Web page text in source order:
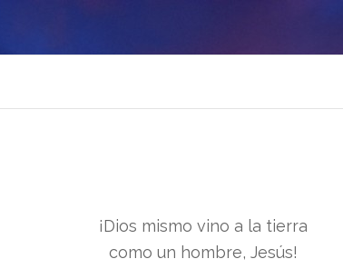
¡Dios mismo vino a la tierra
como un hombre, Jesús!